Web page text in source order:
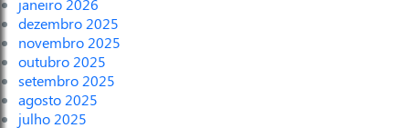
janeiro 2026
dezembro 2025
novembro 2025
outubro 2025
setembro 2025
agosto 2025
julho 2025